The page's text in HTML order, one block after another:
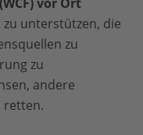
vor Ort
unterstützen, die
zu
zu
andere
retten.